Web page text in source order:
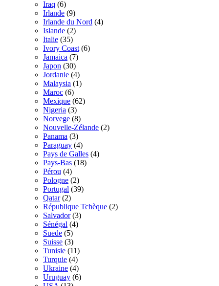
Iraq (6)
Irlande (9)
Irlande du Nord (4)
Islande (2)
Italie (35)
Ivory Coast (6)
Jamaica (7)
Japon (30)
Jordanie (4)
Malaysia (1)
Maroc (6)
Mexique (62)
Nigeria (3)
Norvege (8)
Nouvelle-Zélande (2)
Panama (3)
Paraguay (4)
Pays de Galles (4)
Pays-Bas (18)
Pérou (4)
Pologne (2)
Portugal (39)
Qatar (2)
République Tchèque (2)
Salvador (3)
Sénégal (4)
Suede (5)
Suisse (3)
Tunisie (11)
Turquie (4)
Ukraine (4)
Uruguay (6)